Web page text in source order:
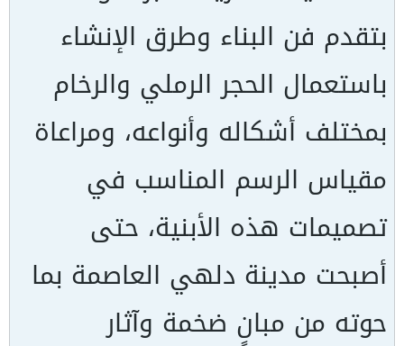
بتقدم فن البناء وطرق الإنشاء
باستعمال الحجر الرملي والرخام
بمختلف أشكاله وأنواعه، ومراعاة
مقياس الرسم المناسب في
تصميمات هذه الأبنية، حتى
أصبحت مدينة دلهي العاصمة بما
حوته من مبانٍ ضخمة وآثار